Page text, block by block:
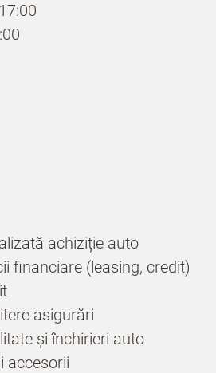
achiziție auto
financiare (leasing, credit)
asigurări
și închirieri auto
accesorii